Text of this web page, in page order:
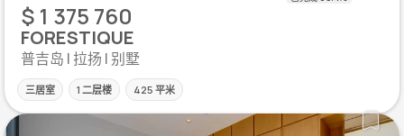
$ 1 375 760
FORESTIQUE
普吉岛 | 拉扬 | 别墅
三居室 1 二层楼 425 平米